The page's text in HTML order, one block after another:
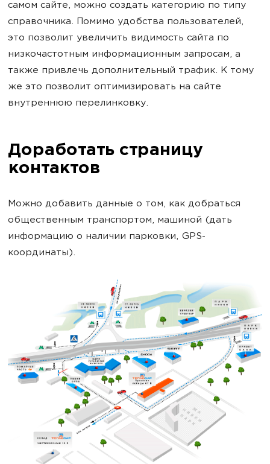
самом сайте, можно создать категорию по типу
справочника. Помимо удобства пользователей,
это позволит увеличить видимость сайта по
низкочастотным информационным запросам, а
также привлечь дополнительный трафик. К тому
же это позволит оптимизировать на сайте
внутреннюю перелинковку.
Доработать страницу
контактов
Можно добавить данные о том, как добраться
общественным транспортом, машиной (дать
информацию о наличии парковки, GPS-
координаты).